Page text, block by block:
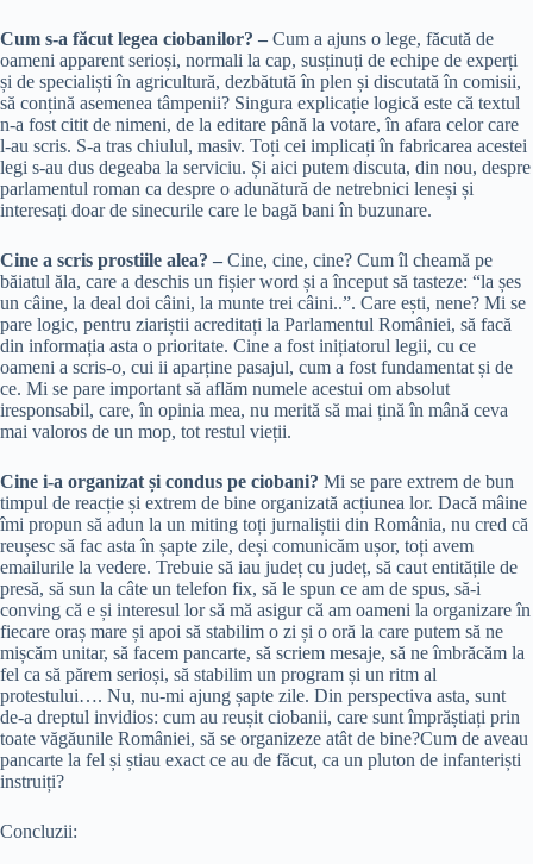
Cum s-a făcut legea ciobanilor? – Cum a ajuns o lege, făcută de
oameni apparent serioși, normali la cap, susținuți de echipe de experți
și de specialiști în agricultură, dezbătută în plen și discutată în comisii,
să conțină asemenea tâmpenii? Singura explicație logică este că textul
n-a fost citit de nimeni, de la editare până la votare, în afara celor care
l-au scris. S-a tras chiulul, masiv. Toți cei implicați în fabricarea acestei
legi s-au dus degeaba la serviciu. Și aici putem discuta, din nou, despre
parlamentul roman ca despre o adunătură de netrebnici leneși și
interesați doar de sinecurile care le bagă bani în buzunare.
Cine a scris prostiile alea? – Cine, cine, cine? Cum îl cheamă pe
băiatul ăla, care a deschis un fișier word și a început să tasteze: “la șes
un câine, la deal doi câini, la munte trei câini..”. Care ești, nene? Mi se
pare logic, pentru ziariștii acreditați la Parlamentul României, să facă
din informația asta o prioritate. Cine a fost inițiatorul legii, cu ce
oameni a scris-o, cui ii aparține pasajul, cum a fost fundamentat și de
ce. Mi se pare important să aflăm numele acestui om absolut
iresponsabil, care, în opinia mea, nu merită să mai țină în mână ceva
mai valoros de un mop, tot restul vieții.
Cine i-a organizat și condus pe ciobani? Mi se pare extrem de bun
timpul de reacție și extrem de bine organizată acțiunea lor. Dacă mâine
îmi propun să adun la un miting toți jurnaliștii din România, nu cred că
reușesc să fac asta în șapte zile, deși comunicăm ușor, toți avem
emailurile la vedere. Trebuie să iau județ cu județ, să caut entitățile de
presă, să sun la câte un telefon fix, să le spun ce am de spus, să-i
conving că e și interesul lor să mă asigur că am oameni la organizare în
fiecare oraș mare și apoi să stabilim o zi și o oră la care putem să ne
mișcăm unitar, să facem pancarte, să scriem mesaje, să ne îmbrăcăm la
fel ca să părem serioși, să stabilim un program și un ritm al
protestului…. Nu, nu-mi ajung șapte zile. Din perspectiva asta, sunt
de-a dreptul invidios: cum au reușit ciobanii, care sunt împrăștiați prin
toate văgăunile României, să se organizeze atât de bine?Cum de aveau
pancarte la fel și știau exact ce au de făcut, ca un pluton de infanteriști
instruiți?
Concluzii: